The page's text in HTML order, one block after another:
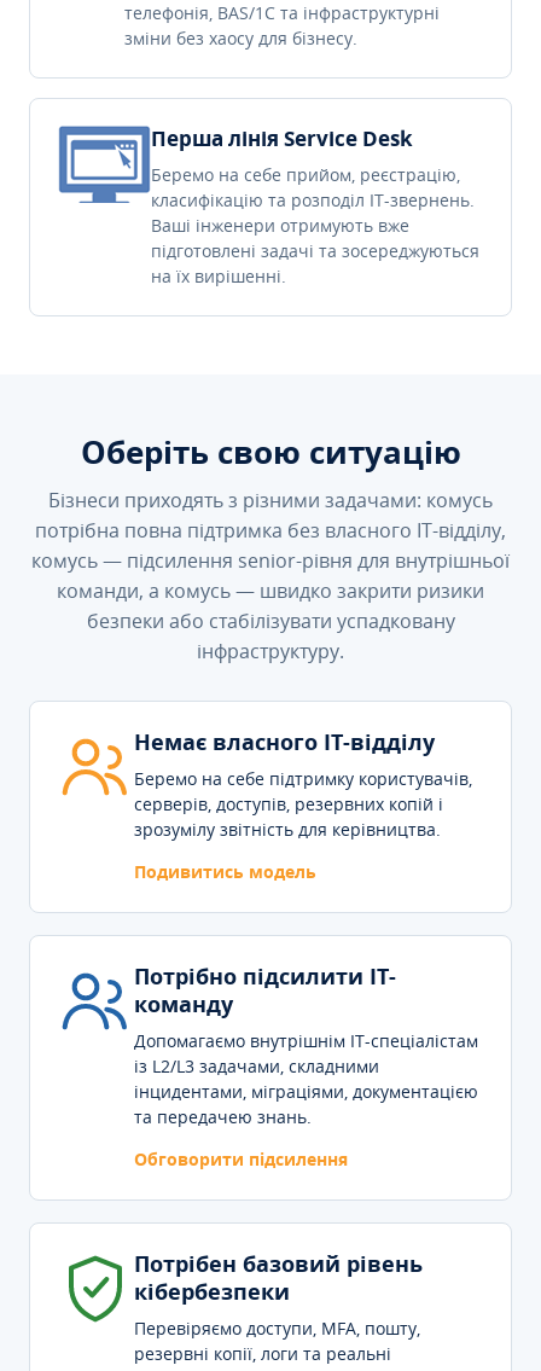
телефонія, BAS/1C та інфраструктурні
зміни без хаосу для бізнесу.
Перша лінія Service Desk
Беремо на себе прийом, реєстрацію,
класифікацію та розподіл IT-звернень.
Ваші інженери отримують вже
підготовлені задачі та зосереджуються
на їх вирішенні.
Оберіть свою ситуацію
Бізнеси приходять з різними задачами: комусь
потрібна повна підтримка без власного IT-відділу,
комусь — підсилення senior-рівня для внутрішньої
команди, а комусь — швидко закрити ризики
безпеки або стабілізувати успадковану
інфраструктуру.
Немає власного IT-відділу
Беремо на себе підтримку користувачів,
серверів, доступів, резервних копій і
зрозумілу звітність для керівництва.
Подивитись модель
Потрібно підсилити IT-
команду
Допомагаємо внутрішнім IT-спеціалістам
із L2/L3 задачами, складними
інцидентами, міграціями, документацією
та передачею знань.
Обговорити підсилення
Потрібен базовий рівень
кібербезпеки
Перевіряємо доступи, MFA, пошту,
резервні копії, логи та реальні